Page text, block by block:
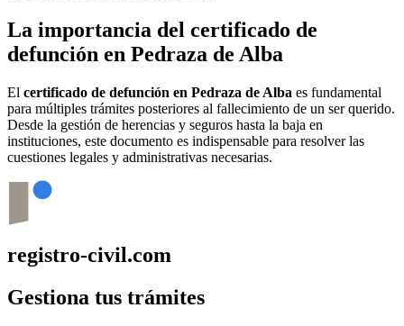
La importancia del certificado de
defunción en Pedraza de Alba
El certificado de defunción en Pedraza de Alba es fundamental
para múltiples trámites posteriores al fallecimiento de un ser querido.
Desde la gestión de herencias y seguros hasta la baja en
instituciones, este documento es indispensable para resolver las
cuestiones legales y administrativas necesarias.
registro-civil.com
Gestiona tus trámites